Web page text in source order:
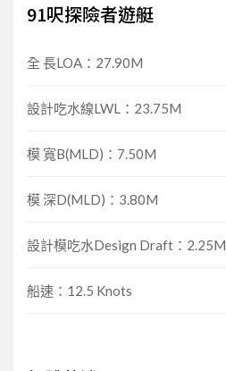
91呎探險者遊艇
全 長LOA：27.90M
設計吃水線LWL：23.75M
模 寬B(MLD)：7.50M
模 深D(MLD)：3.80M
設計模吃水Design Draft：2.25M
船速：12.5 Knots